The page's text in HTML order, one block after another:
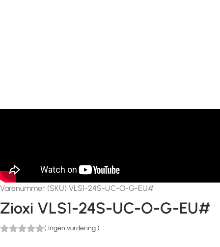
Varenummer (SKU) VLS1-24S-UC-O-G-EU#
Zioxi VLS1-24S-UC-O-G-EU#
( Ingen vurdering )